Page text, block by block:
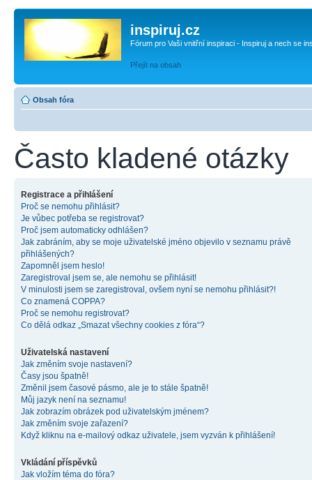
inspiruj.cz
Fórum pro Vaši vnitřní inspiraci - Inspiruj a nech se
Přejít na obsah
Obsah fóra
Často kladené otázky
Registrace a přihlášení
Proč se nemohu přihlásit?
Je vůbec potřeba se registrovat?
Proč jsem automaticky odhlášen?
Jak zabráním, aby se moje uživatelské jméno objevilo v seznamu právě
přihlášených?
Zapomněl jsem heslo!
Zaregistroval jsem se, ale nemohu se přihlásit!
V minulosti jsem se zaregistroval, ovšem nyní se nemohu přihlásit?!
Co znamená COPPA?
Proč se nemohu registrovat?
Co dělá odkaz „Smazat všechny cookies z fóra“?
Uživatelská nastavení
Jak změním svoje nastavení?
Časy jsou špatně!
Změnil jsem časové pásmo, ale je to stále špatně!
Můj jazyk není na seznamu!
Jak zobrazím obrázek pod uživatelským jménem?
Jak změním svoje zařazení?
Když kliknu na e-mailový odkaz uživatele, jsem vyzván k přihlášení!
Vkládání příspěvků
Jak vložím téma do fóra?